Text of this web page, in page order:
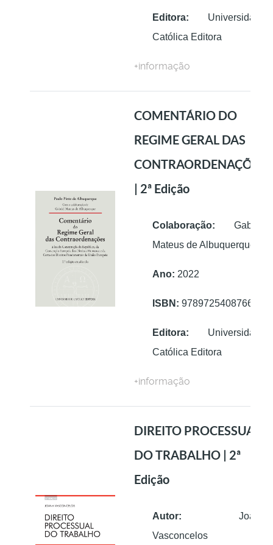
Editora: Universidade
Católica Editora
+informação
COMENTÁRIO DO
REGIME GERAL DAS
CONTRAORDENAÇÕES
| 2ª Edição
Colaboração: Gabriel
Mateus de Albuquerque
Ano: 2022
ISBN: 9789725408766
Editora: Universidade
Católica Editora
+informação
DIREITO PROCESSUAL
DO TRABALHO | 2ª
Edição
Autor: Joana
Vasconcelos